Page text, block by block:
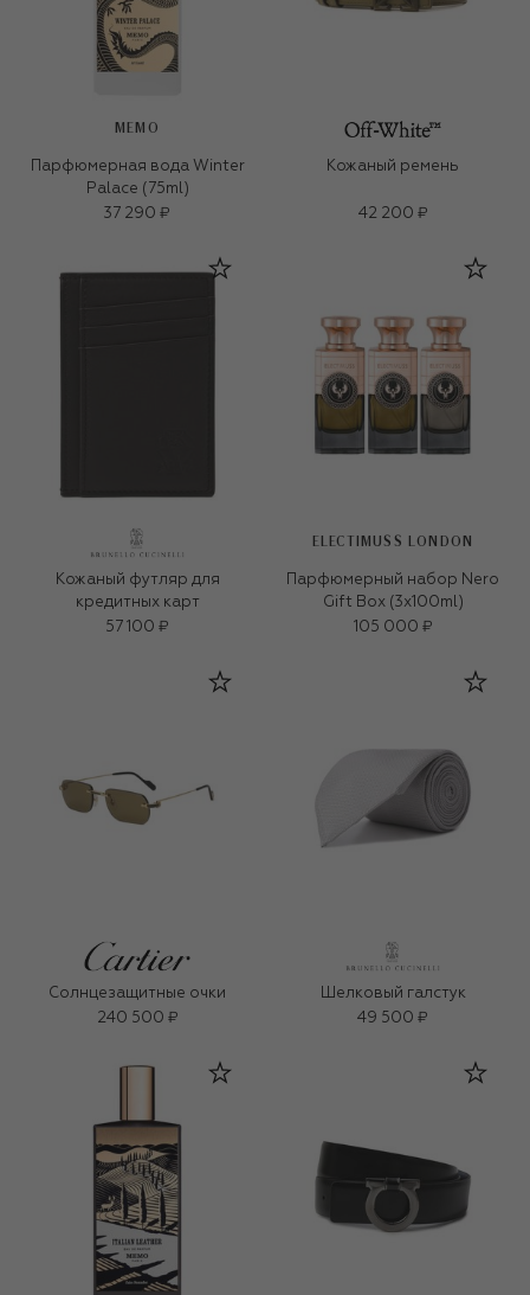
MEMO
Парфюмерная вода Winter
Palace (75ml)
37 290 ₽
Кожаный ремень
42 200 ₽
Кожаный футляр для
кредитных карт
57 100 ₽
ELECTIMUSS LONDON
Парфюмерный набор Nero
Gift Box (3x100ml)
105 000 ₽
Солнцезащитные очки
240 500 ₽
Шелковый галстук
49 500 ₽